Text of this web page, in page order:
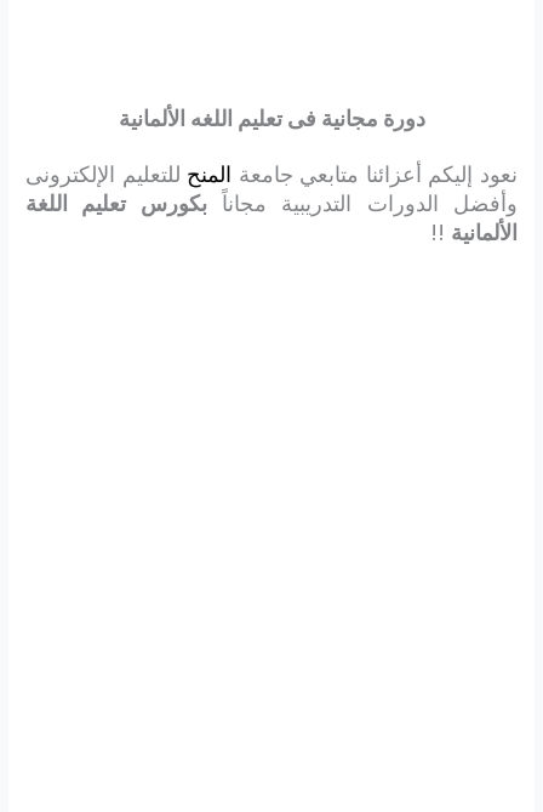
دورة مجانية فى تعليم اللغه الألمانية
نعود إليكم أعزائنا متابعي جامعة المنح للتعليم الإلكترونى
وأفضل الدورات التدريبية مجاناًبكورس تعليم اللغة
الألمانية !!